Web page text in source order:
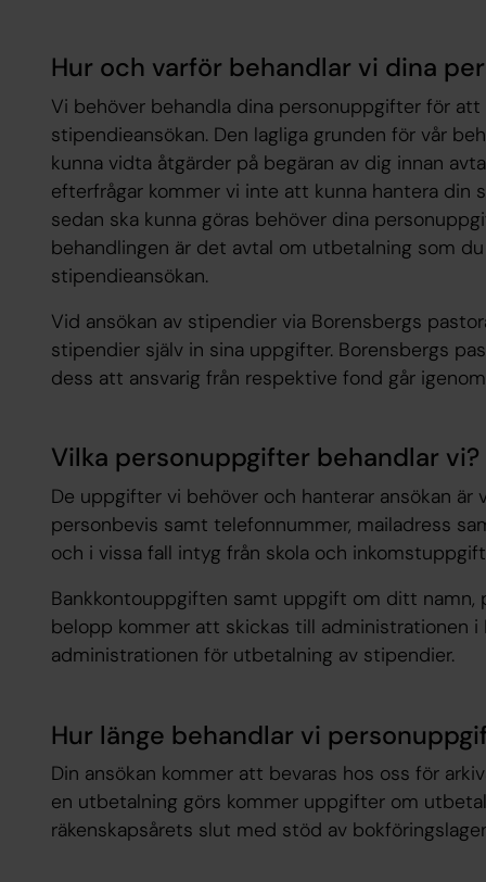
Hur och varför behandlar vi dina
Vi behöver behandla dina personuppgifter för
stipendieansökan. Den lagliga grunden för vår
kunna vidta åtgärder på begäran av dig innan
efterfrågar kommer vi inte att kunna hantera din
sedan ska kunna göras behöver dina
behandlingen är det avtal om utbetalning som
stipendieansökan.
Vid ansökan av stipendier via Borensbergs
stipendier själv in sina uppgifter. Borensbergs
dess att ansvarig från respektive fond går
Vilka personuppgifter behandlar vi?
De uppgifter vi behöver och hanterar ansökan är
personbevis samt telefonnummer, mailadress
och i vissa fall intyg från skola och
Bankkontouppgiften samt uppgift om ditt namn,
belopp kommer att skickas till administrationen
administrationen för utbetalning av stipendier.
Hur länge behandlar vi
Din ansökan kommer att bevaras hos oss för
en utbetalning görs kommer uppgifter om
räkenskapsårets slut med stöd av